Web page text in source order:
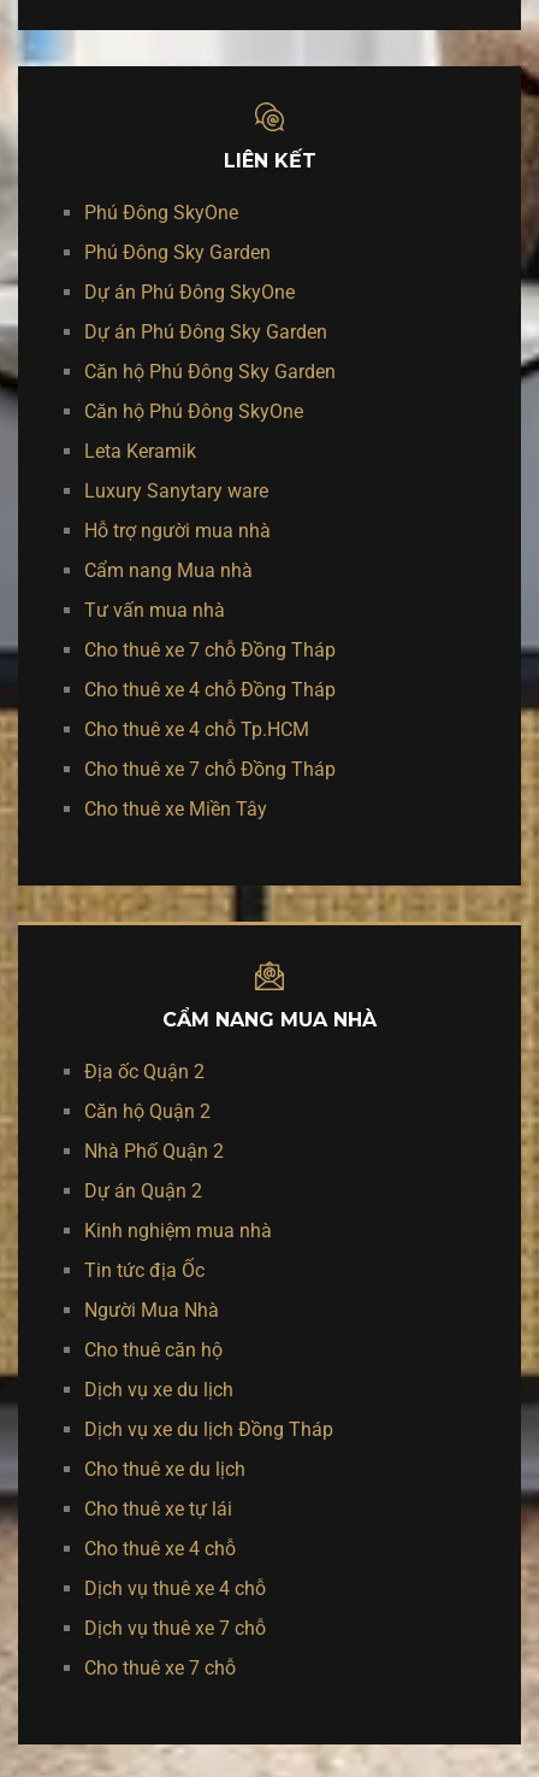
LIÊN KẾT
Phú Đông SkyOne
Phú Đông Sky Garden
Dự án Phú Đông SkyOne
Dự án Phú Đông Sky Garden
Căn hộ Phú Đông Sky Garden
Căn hộ Phú Đông SkyOne
Leta Keramik
Luxury Sanytary ware
Hỗ trợ người mua nhà
Cẩm nang Mua nhà
Tư vấn mua nhà
Cho thuê xe 7 chỗ Đồng Tháp
Cho thuê xe 4 chỗ Đồng Tháp
Cho thuê xe 4 chỗ Tp.HCM
Cho thuê xe 7 chỗ Đồng Tháp
Cho thuê xe Miền Tây
CẨM NANG MUA NHÀ
Địa ốc Quận 2
Căn hộ Quận 2
Nhà Phố Quận 2
Dự án Quận 2
Kinh nghiệm mua nhà
Tin tức địa Ốc
Người Mua Nhà
Cho thuê căn hộ
Dịch vụ xe du lịch
Dịch vụ xe du lịch Đồng Tháp
Cho thuê xe du lịch
Cho thuê xe tự lái
Cho thuê xe 4 chỗ
Dịch vụ thuê xe 4 chỗ
Dịch vụ thuê xe 7 chỗ
Cho thuê xe 7 chỗ